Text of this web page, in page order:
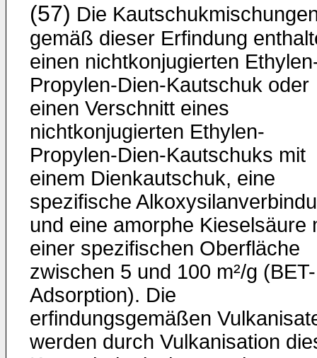
(57) Die
gemäß dieser Erfindung
einen nichtkonjugierten
Propylen-Dien-Kautschuk oder
einen Verschnitt eines
nichtkonjugierten Ethylen-
Propylen-Dien-Kautschuks mit
einem Dienkautschuk, eine
spezifische
und eine amorphe Kieselsäure
einer spezifischen Oberfläche
zwischen 5 und 100 m²/g (BET-
Adsorption). Die
erfindungsgemäßen
werden durch Vulkanisation